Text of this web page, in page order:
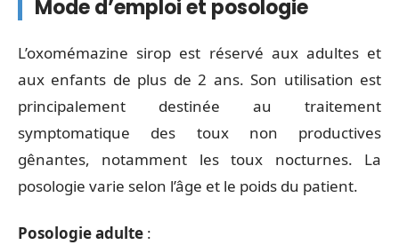
Mode d’emploi et posologie
L’oxomémazine sirop est réservé aux adultes et
aux enfants de plus de 2 ans. Son utilisation est
principalement destinée au traitement
symptomatique des toux non productives
gênantes, notamment les toux nocturnes. La
posologie varie selon l’âge et le poids du patient.
Posologie adulte :